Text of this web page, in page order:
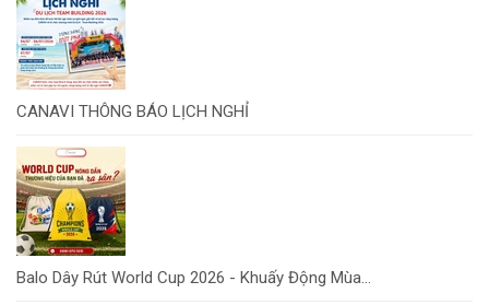
CANAVI THÔNG BÁO LỊCH NGHỈ
Balo Dây Rút World Cup 2026 - Khuấy Động Mùa...